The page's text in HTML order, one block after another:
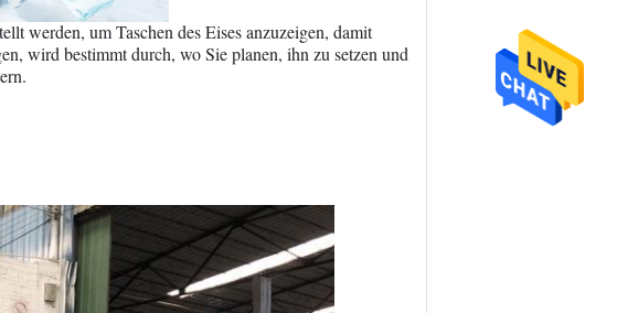
werden, um Taschen des Eises anzuzeigen, damit
wird bestimmt durch, wo Sie planen, ihn zu setzen und